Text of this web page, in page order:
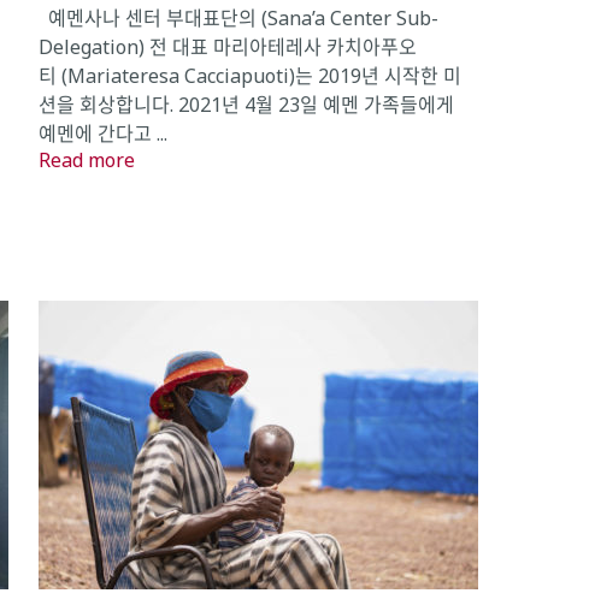
예멘사나 센터 부대표단의 (Sana’a Center Sub-
Delegation) 전 대표 마리아테레사 카치아푸오
티 (Mariateresa Cacciapuoti)는 2019년 시작한 미
션을 회상합니다. 2021년 4월 23일 예멘 가족들에게
예멘에 간다고 ...
Read more